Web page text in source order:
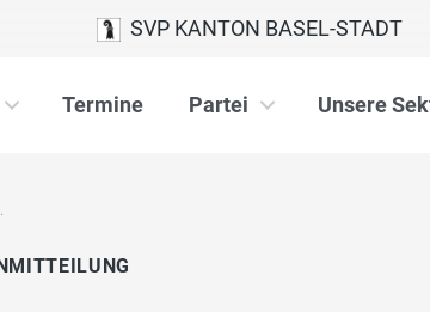
SVP KANTON BASEL-STADT
Termine Partei Unsere